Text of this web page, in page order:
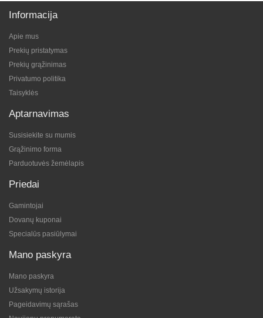
Informacija
Apie mus
Prekių pristatymas
Prekių grąžinimas
Privatumo politika
Taisyklės
Aptarnavimas
Susisiekite su mumis
Grąžinimo forma
Parduotuvės žemėlapis
Priedai
Gamintojai
Dovanų kuponai
Specialūs pasiūlymai
Mano paskyra
Mano paskyra
Užsakymų istorija
Pageidavimų sąrašas